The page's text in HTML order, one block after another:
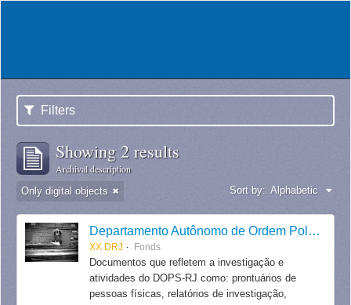
Filters
Showing 2 results
Archival description
Only digital objects Sort by: Alphabetic
Departamento Autônomo de Ordem Política e Social do Estado do Rio de Janeiro
XX DRJ Fonds
Documentos que refletem a investigação e
atividades do DOPS-RJ como: prontuários de
pessoas físicas, relatórios de investigação,